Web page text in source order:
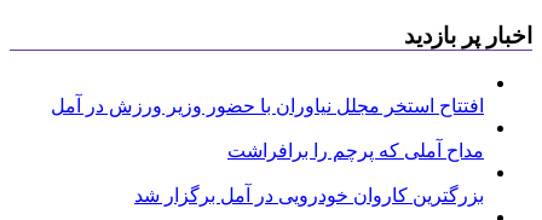
اخبار پر بازدید
افتتاح استخر مجلل نیاوران با حضور وزیر ورزش در آمل
مداح آملی که پرچم را برافراشت
بزرگترین کاروان خودرویی در آمل برگزار شد